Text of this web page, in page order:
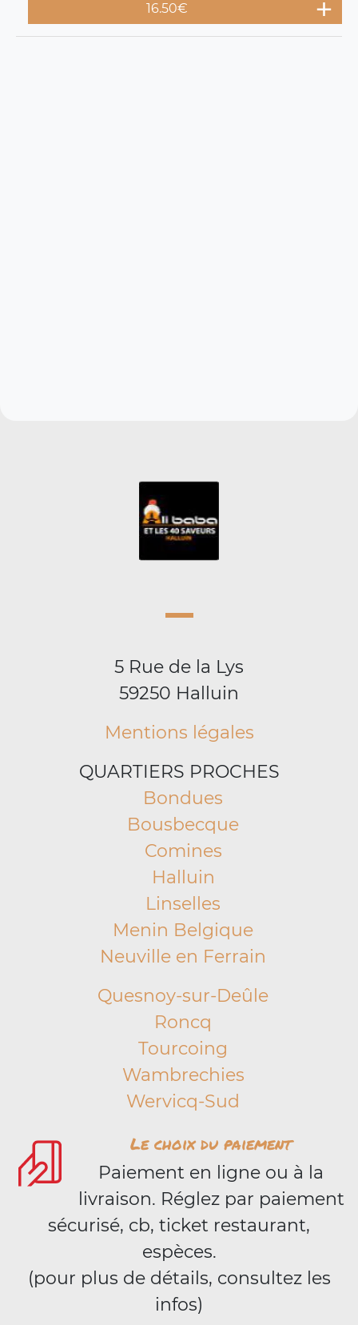
16.50€
5 Rue de la Lys
59250 Halluin
Mentions légales
QUARTIERS PROCHES
Bondues
Bousbecque
Comines
Halluin
Linselles
Menin Belgique
Neuville en Ferrain
Quesnoy-sur-Deûle
Roncq
Tourcoing
Wambrechies
Wervicq-Sud
Le choix du paiement
Paiement en ligne ou à la
livraison. Réglez par paiement
sécurisé, cb, ticket restaurant,
espèces.
(pour plus de détails, consultez les
infos)